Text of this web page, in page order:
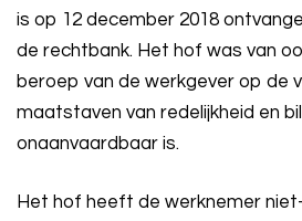
is op 12 december 2018
de rechtbank. Het hof was van
beroep van de werkgever op de
maatstaven van redelijkheid en
onaanvaardbaar is.
Het hof heeft de werknemer